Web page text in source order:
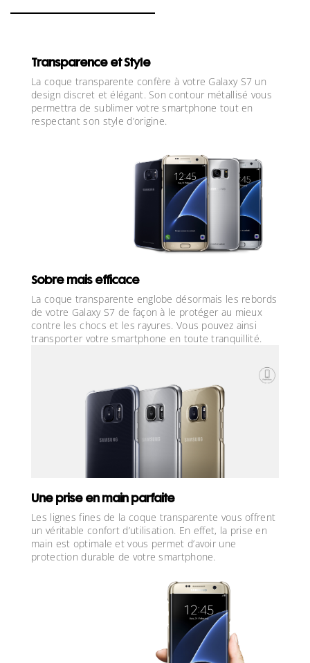
Transparence et Style
La coque transparente confère à votre Galaxy S7 un
design discret et élégant. Son contour métallisé vous
permettra de sublimer votre smartphone tout en
respectant son style d’origine
Sobre mais efficace
La coque transparente englobe désormais les rebords
de votre Galaxy S7 de façon à le protéger au mieux
contre les chocs et les rayures. Vous pouvez ainsi
transporter votre smartphone en toute tranquillité.
Une prise en main parfaite
Les lignes fines de la coque transparente vous offrent
un véritable confort d’utilisation. En effet, la prise en
main est optimale et vous permet d’avoir une
protection durable de votre smartphone.